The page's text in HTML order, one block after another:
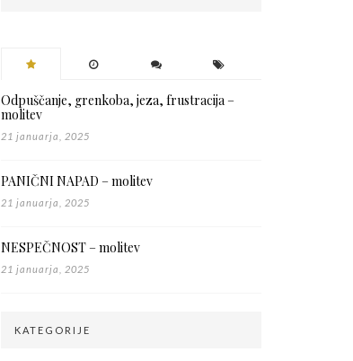
Odpuščanje, grenkoba, jeza, frustracija –
molitev
21 januarja, 2025
PANIČNI NAPAD – molitev
21 januarja, 2025
NESPEČNOST – molitev
21 januarja, 2025
KATEGORIJE